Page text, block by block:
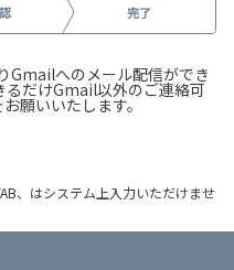
完了
Gmailへのメール配信ができ
るだけGmail以外のご連絡可
願いいたします。
、はシステム上入力いただけませ